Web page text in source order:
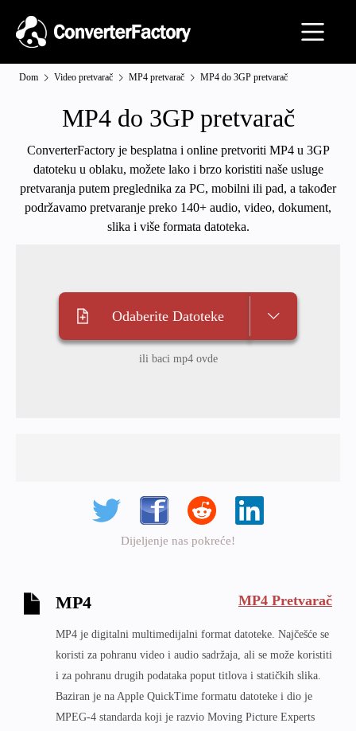
Dom Video pretvarač MP4 pretvarač MP4 do 3GP pretvarač
MP4 do 3GP pretvarač
ConverterFactory je besplatna i online pretvoriti MP4 u 3GP
datoteku u oblaku, možete lako i brzo koristiti naše usluge
pretvaranja putem preglednika za PC, mobilni ili pad, a također
podržavamo pretvaranje preko 140+ audio, video, dokument,
slika i više formata datoteka.
Odaberite Datoteke
ili baci mp4 ovde
Dijeljenje nas pokreće!
MP4 MP4 Pretvarač
MP4 je digitalni multimedijalni format datoteke. Najčešće se
koristi za pohranu video i audio sadržaja, ali se može koristiti
i za pohranu drugih podataka poput titlova i statičkih slika.
Baziran je na Apple QuickTime formatu datoteke i dio je
MPEG-4 standarda koji je razvio Moving Picture Experts